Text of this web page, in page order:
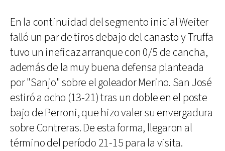
En la continuidad del segmento inicial Weiter
falló un par de tiros debajo del canasto y Truffa
tuvo un ineficaz arranque con 0/5 de cancha,
además de la muy buena defensa planteada
por "Sanjo" sobre el goleador Merino. San José
estiró a ocho (13-21) tras un doble en el poste
bajo de Perroni, que hizo valer su envergadura
sobre Contreras. De esta forma, llegaron al
término del período 21-15 para la visita.